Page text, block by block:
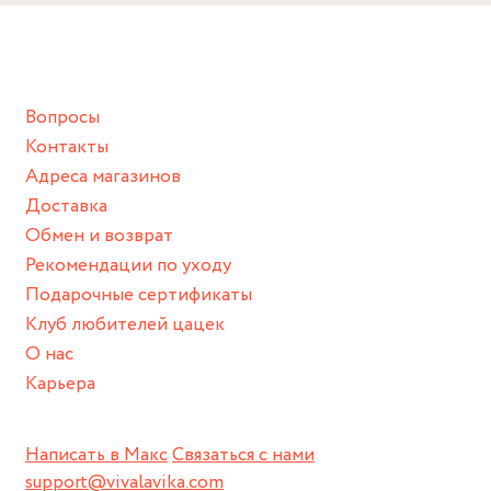
Снимайте ваше украшение перед купанием (и в море, и в
спортивный инвентарь).
Храните изделие в сухом месте.
Для надежного хранения мы доставляем все изделия в
нашей фирменной коробке или упаковке бренда.
Пожалуйста, используйте эту упаковку для хранения,
пока не носите украшение на себе.
Написать в МаксСвязаться с нами
support@vivalavika.com
Вопросы
Контакты
Адреса магазинов
Доставка
Обмен и возврат
Рекомендации по уходу
Подарочные сертификаты
Клуб любителей цацек
О нас
Карьера